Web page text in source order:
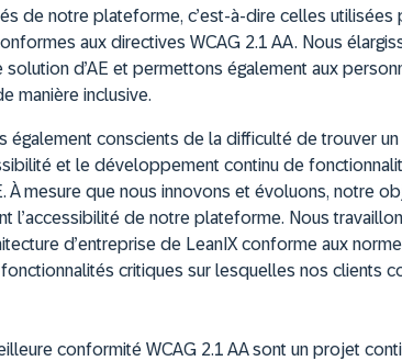
de notre plateforme, c’est-à-dire celles utilisées
aux directives WCAG 2.1 AA. Nous
d’AE et permettons également aux
manière inclusive.
également conscients de la difficulté de trouver
et le développement continu de
À mesure que nous innovons et évoluons, notre
l’accessibilité de notre plateforme. Nous
d’entreprise de LeanIX conforme aux
critiques sur lesquelles nos clients
conformité WCAG 2.1 AA sont un projet